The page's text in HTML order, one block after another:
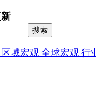
区域宏观 全球宏观 行